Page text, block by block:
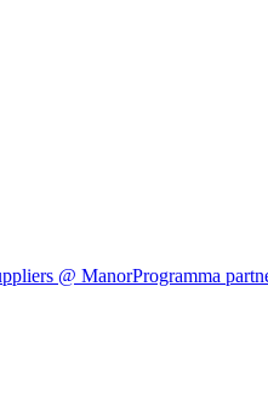
@ ManorProgramma